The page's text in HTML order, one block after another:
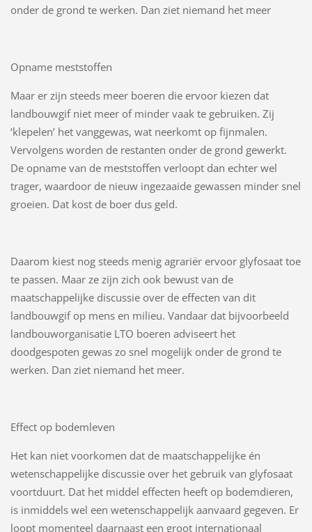
onder de grond te werken. Dan ziet niemand het meer
Opname meststoffen
Maar er zijn steeds meer boeren die ervoor kiezen dat
landbouwgif niet meer of minder vaak te gebruiken. Zij
‘klepelen’ het vanggewas, wat neerkomt op fijnmalen.
Vervolgens worden de restanten onder de grond gewerkt.
De opname van de meststoffen verloopt dan echter wel
trager, waardoor de nieuw ingezaaide gewassen minder snel
groeien. Dat kost de boer dus geld.
Daarom kiest nog steeds menig agrariër ervoor glyfosaat toe
te passen. Maar ze zijn zich ook bewust van de
maatschappelijke discussie over de effecten van dit
landbouwgif op mens en milieu. Vandaar dat bijvoorbeeld
landbouworganisatie LTO boeren adviseert het
doodgespoten gewas zo snel mogelijk onder de grond te
werken. Dan ziet niemand het meer.
Effect op bodemleven
Het kan niet voorkomen dat de maatschappelijke én
wetenschappelijke discussie over het gebruik van glyfosaat
voortduurt. Dat het middel effecten heeft op bodemdieren,
is inmiddels wel een wetenschappelijk aanvaard gegeven. Er
loopt momenteel daarnaast een groot internationaal